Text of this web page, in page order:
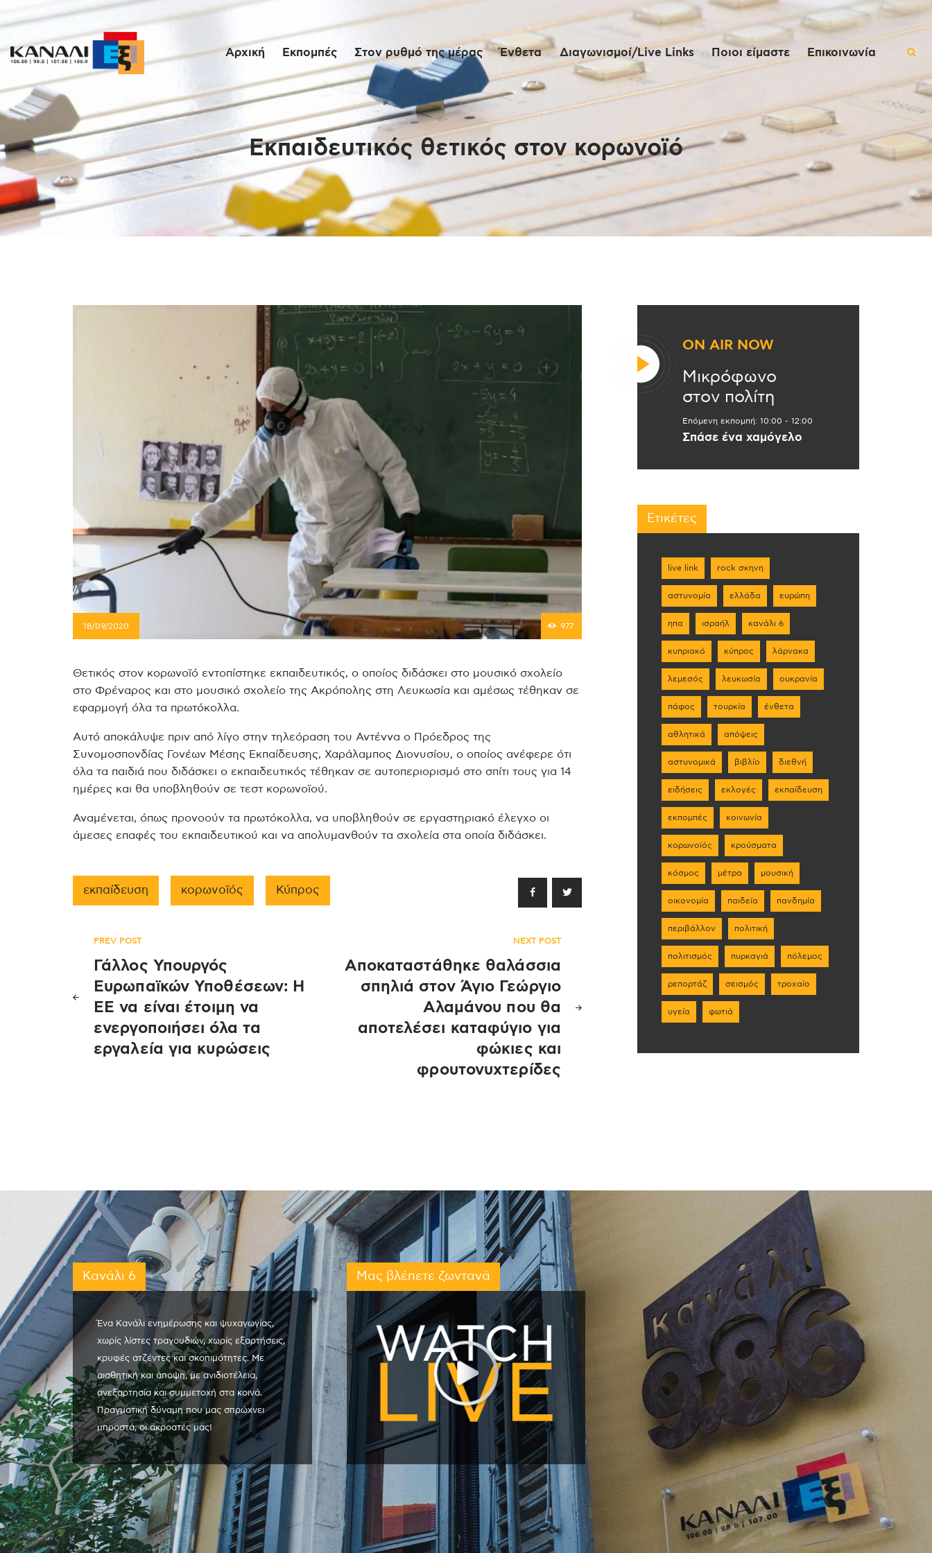
Αρχική Εκπομπές Στον ρυθμό της μέρας Ένθετα Διαγωνισμοί/Live Links Ποιοι είμαστε Επικοινωνία
Εκπαιδευτικός θετικός στον κορωνοϊό
Αρχική
Εκπομπές
Στον ρυθμό της
μέρας
Ένθετα
Διαγωνισμοί/Live
Επικοινωνία
18/09/2020 977
Θετικός στον κορωνοϊό εντοπίστηκε εκπαιδευτικός, ο οποίος διδάσκει στο μουσικό σχολείο
στο Φρέναρος και στο μουσικό σχολείο της Ακρόπολης στη Λευκωσία και αμέσως τέθηκαν σε
εφαρμογή όλα τα πρωτόκολλα.
Αυτό αποκάλυψε πριν από λίγο στην τηλεόραση του Αντέννα ο Πρόεδρος της
Συνομοσπονδίας Γονέων Μέσης Εκπαίδευσης, Χαράλαμπος Διονυσίου, ο οποίος ανέφερε ότι
όλα τα παιδιά που διδάσκει ο εκπαιδευτικός τέθηκαν σε αυτοπεριορισμό στο σπίτι τους για 14
ημέρες και θα υποβληθούν σε τεστ κορωνοϊού.
Αναμένεται, όπως προνοούν τα πρωτόκολλα, να υποβληθούν σε εργαστηριακό έλεγχο οι
άμεσες επαφές του εκπαιδευτικού και να απολυμανθούν τα σχολεία στα οποία διδάσκει.
εκπαίδευση κορωνοϊός Κύπρος
Πλοήγηση
άρθρων
PREV POST
Γάλλος Υπουργός
Ευρωπαϊκών Υποθέσεων: H
EE να είναι έτοιμη να
ενεργοποιήσει όλα τα
εργαλεία για κυρώσεις
NEXT POST
Αποκαταστάθηκε θαλάσσια
σπηλιά στον Άγιο Γεώργιο
Αλαμάνου που θα
αποτελέσει καταφύγιο για
φώκιες και
φρουτονυχτερίδες
ON AIR NOW
Μικρόφωνο
στον πολίτη
Επόμενη εκπομπή: 10:00 - 12:00
Σπάσε ένα χαμόγελο
Ετικέτες
live link rock σκηνη
αστυνομία ελλάδα ευρώπη
ηπα ισραήλ κανάλι 6
κυπριακό κύπρος λάρνακα
λεμεσός λευκωσία ουκρανία
πάφος τουρκία ένθετα
αθλητικά απόψεις
αστυνομικά βιβλίο διεθνή
ειδήσεις εκλογές εκπαίδευση
εκπομπές κοινωνία
κορωνοϊός κρούσματα
κόσμος μέτρα μουσική
οικονομία παιδεία πανδημία
περιβάλλον πολιτική
πολιτισμός πυρκαγιά πόλεμος
ρεπορτάζ σεισμός τροχαίο
υγεία φωτιά
Κανάλι 6
Ένα Κανάλι ενημέρωσης και ψυχαγωγίας,
χωρίς λίστες τραγουδιών, χωρίς εξαρτήσεις,
κρυφές ατζέντες και σκοπιμότητες. Με
αισθητική και άποψη, με ανιδιοτέλεια,
ανεξαρτησία και συμμετοχή στα κοινά.
Πραγματική δύναμη που μας σπρώχνει
μπροστά, οι ακροατές μας!
Μας βλέπετε ζωντανά